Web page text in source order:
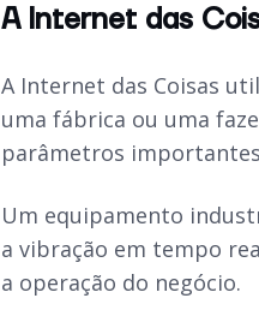
A Internet das
A Internet das Coisas
uma fábrica ou uma
parâmetros
Um equipamento
a vibração em tempo
a operação do negócio.